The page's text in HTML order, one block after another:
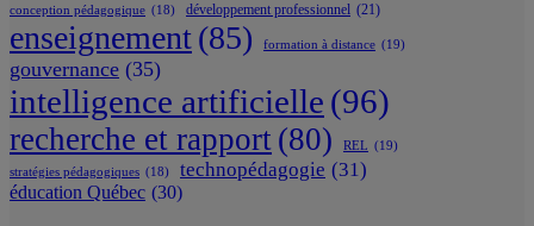
conception pédagogique (18) développement professionnel (21)
enseignement(85) formation à distance (19)
gouvernance (35)
intelligence artificielle (96)
recherche et rapport (80) REL (19)
stratégies pédagogiques (18) technopédagogie (31)
éducation Québec (30)